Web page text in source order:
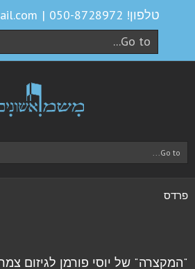
טלפון! 050-8728972 |
Go to...
Go to...
פרדס
"המקצרה" של יוסי פורמן לגיזום